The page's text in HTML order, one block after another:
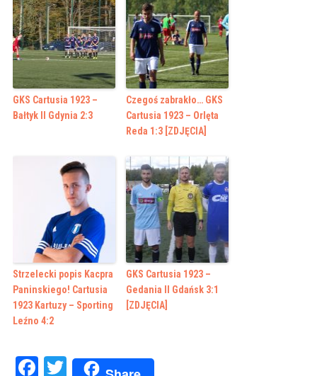
GKS Cartusia 1923 –
Bałtyk II Gdynia 2:3
Czegoś zabrakło… GKS
Cartusia 1923 – Orlęta
Reda 1:3 [ZDJĘCIA]
Strzelecki popis Kacpra
Paninskiego! Cartusia
1923 Kartuzy – Sporting
Leźno 4:2
GKS Cartusia 1923 –
Gedania II Gdańsk 3:1
[ZDJĘCIA]
Facebook
Twitter